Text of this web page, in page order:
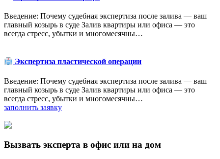
Введение: Почему судебная экспертиза после залива — ваш
главный козырь в суде Залив квартиры или офиса — это
всегда стресс, убытки и многомесячны…
Экспертиза пластической операции
Введение: Почему судебная экспертиза после залива — ваш
главный козырь в суде Залив квартиры или офиса — это
всегда стресс, убытки и многомесячны…
заполнить заявку
Вызвать эксперта в офис или на дом